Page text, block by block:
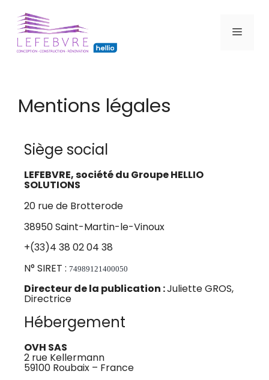
Mentions légales
Siège social
LEFEBVRE, société du Groupe HELLIO
SOLUTIONS
20 rue de Brotterode
38950 Saint-Martin-le-Vinoux
+(33)4 38 02 04 38
N° SIRET : 74989121400050
Directeur de la publication :Juliette GROS,
Directrice
Hébergement
OVH SAS
2 rue Kellermann
59100 Roubaix – France